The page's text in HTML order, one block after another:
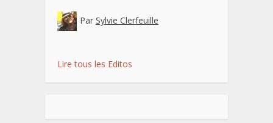
Par Sylvie Clerfeuille
Lire tous les Editos